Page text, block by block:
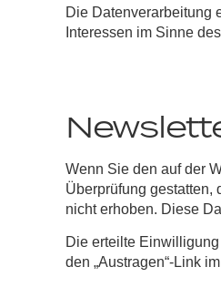
Die Datenverarbeitung
Interessen im Sinne
Wenn Sie den auf der
Überprüfung gestatten,
nicht erhoben. Diese
Die erteilte
den „Austragen“-Link